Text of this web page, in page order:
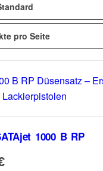
pro Seite
1000 B RP